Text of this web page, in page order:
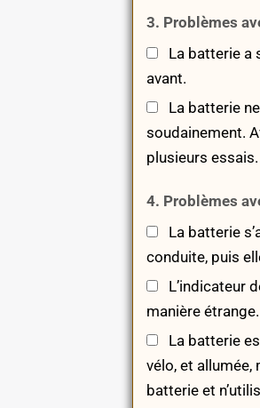
3. Problèmes
La batterie a
avant.
La batterie
soudainement.
plusieurs essais.
4. Problèmes
La batterie
conduite, puis
L’indicateur
manière étrange.
La batterie
vélo, et allumée,
batterie et